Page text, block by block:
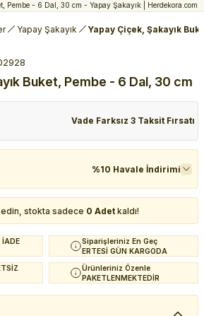
Yapay Şakayık Yapay Çiçek, Şakayık
Buket, Pembe - 6 Dal, 30 cm
Vade Farksız 3 Taksit Fırsatı
%10 Havale İndirimi
stokta sadece 0 Adet kaldı!
Siparişleriniz En Geç
ERTESİ GÜN KARGODA
Ürünleriniz Özenle
PAKETLENMEKTEDİR